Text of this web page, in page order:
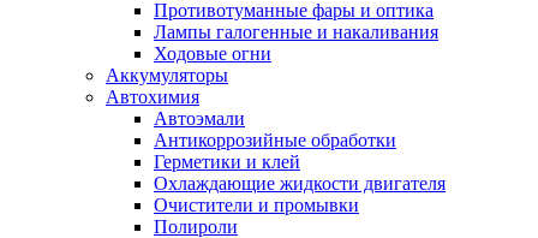
Противотуманные фары и оптика
Лампы галогенные и накаливания
Ходовые огни
Аккумуляторы
Автохимия
Автоэмали
Антикоррозийные обработки
Герметики и клей
Охлаждающие жидкости двигателя
Очистители и промывки
Полироли